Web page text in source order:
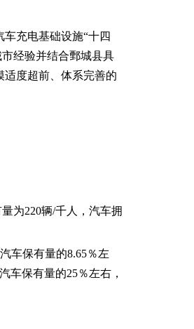
车充电基础设施“十四
经验并结合鄄城县具
度超前、体系完善的
为220辆/千人，汽车拥
车保有量的8.65％左
车保有量的25％左右，